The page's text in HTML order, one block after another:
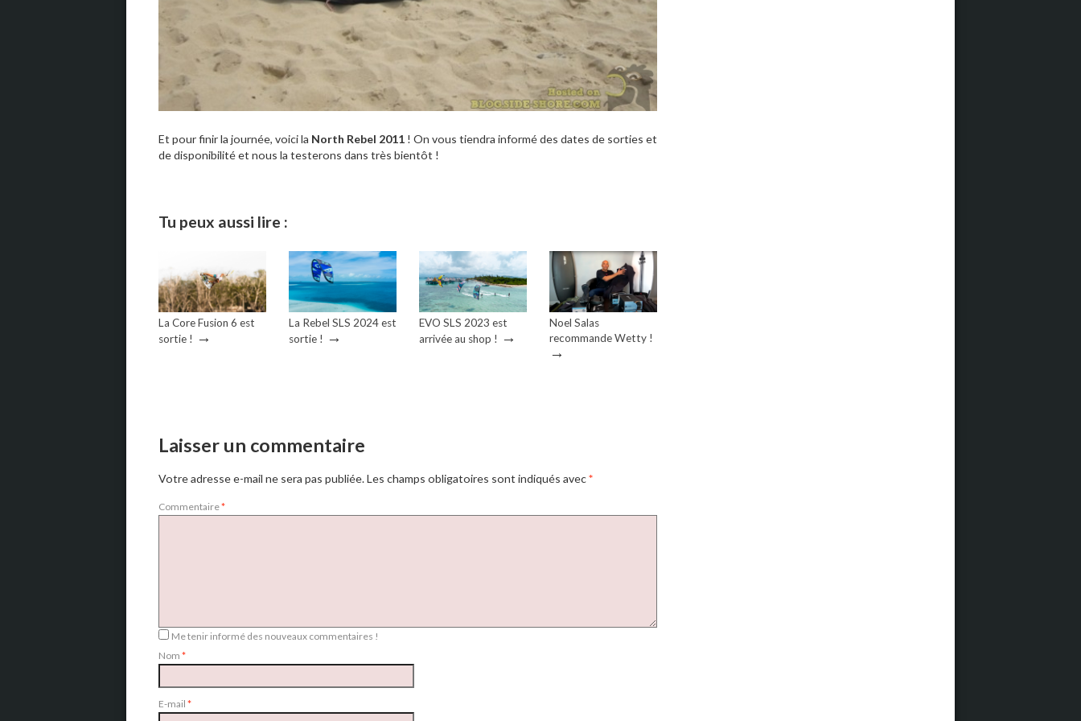
Et pour finir la journée, voici la North Rebel 2011 ! On vous tiendra informé des dates de sorties et
de disponibilité et nous la testerons dans très bientôt !
Tu peux aussi lire :
La Core Fusion 6 est
sortie ! →
La Rebel SLS 2024 est
sortie ! →
EVO SLS 2023 est
arrivée au shop ! →
Noel Salas
recommande Wetty !
→
Laisser un commentaire
Votre adresse e-mail ne sera pas publiée.Les champs obligatoires sont indiqués avec*
Commentaire*
Me tenir informé des nouveaux commentaires !
Nom *
E-mail *